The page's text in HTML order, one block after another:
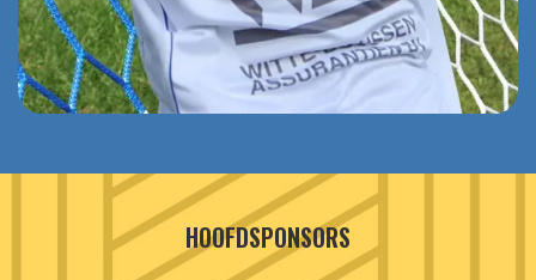
HOOFDSPONSORS